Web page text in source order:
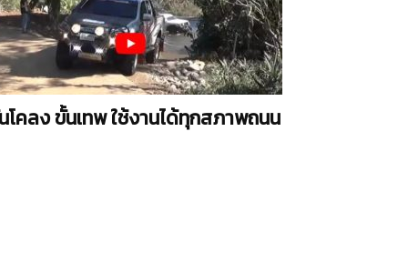
โคลง ขั้นเทพ ใช้งานได้ทุกสภาพถนน